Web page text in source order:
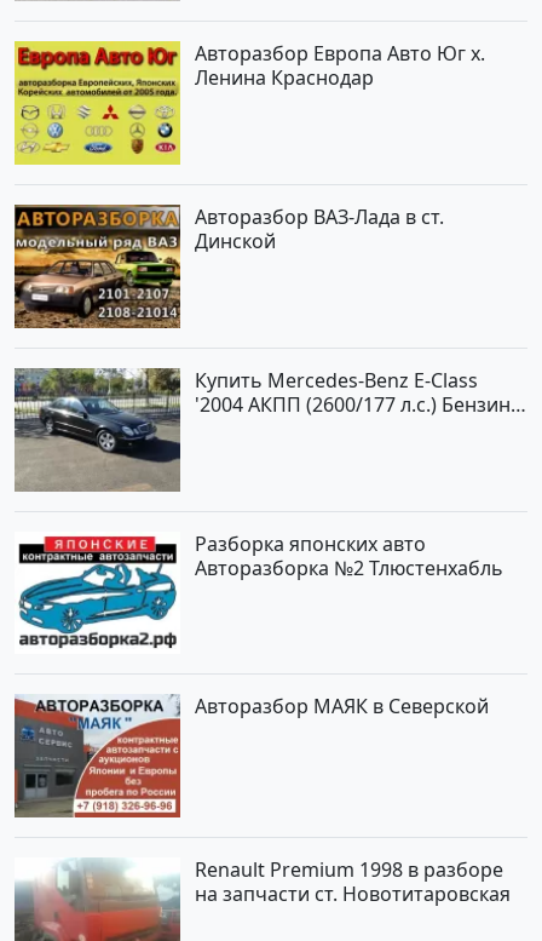
Авторазбор Европа Авто Юг х.
Ленина Краснодар
Авторазбор ВАЗ-Лада в ст.
Динской
Купить Mercedes-Benz E-Class
'2004 АКПП (2600/177 л.с.) Бензин
Разборка японских авто
Авторазборка №2 Тлюстенхабль
Авторазбор МАЯК в Северской
Renault Premium 1998 в разборе
на запчасти ст. Новотитаровская